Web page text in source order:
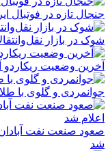
جنجال تازه در فوتبال
شوک در بازار
آخرین وضعیت ریکاردو
جوانمردی و گلوی با
صعود صنعت نفت
شد